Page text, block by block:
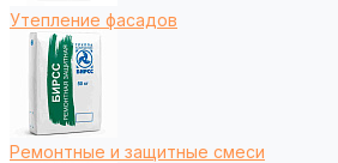
Утепление фасадов
Ремонтные и защитные смеси